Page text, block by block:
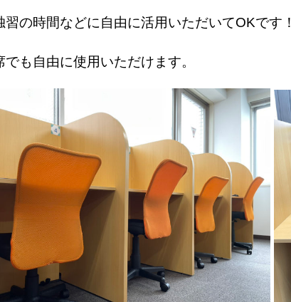
の時間などに自由に活用いただいてOKです！
も自由に使用いただけます。